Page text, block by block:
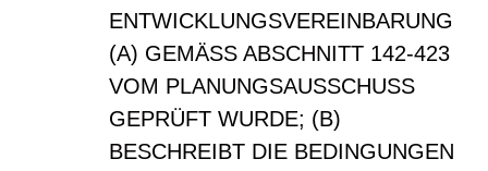
ENTWICKLUNGSVEREINBARUNG
(A) GEMÄSS ABSCHNITT 142-423
VOM PLANUNGSAUSSCHUSS
GEPRÜFT WURDE; (B)
BESCHREIBT DIE BEDINGUNGEN